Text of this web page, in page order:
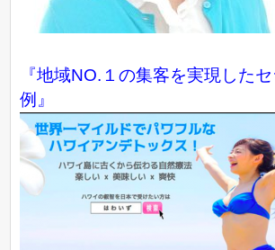
『地域NO.１の集客を実現した
例』